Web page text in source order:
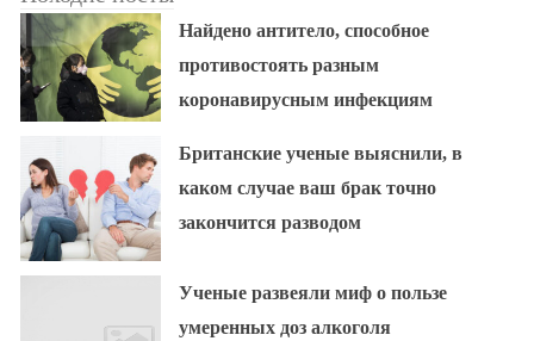
Найдено антитело, способное
противостоять разным
коронавирусным инфекциям
Британские ученые выяснили, в
каком случае ваш брак точно
закончится разводом
Ученые развеяли миф о пользе
умеренных доз алкоголя